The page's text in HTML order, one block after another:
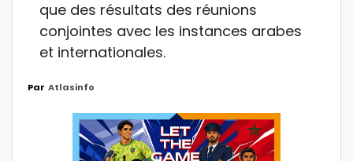
que des résultats des réunions
conjointes avec les instances arabes
et internationales.
Par Atlasinfo